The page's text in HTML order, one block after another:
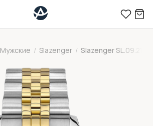
Мужские / Slazenger / Slazenger